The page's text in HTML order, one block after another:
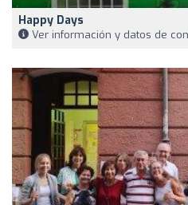
Happy Days
Ver información y datos de